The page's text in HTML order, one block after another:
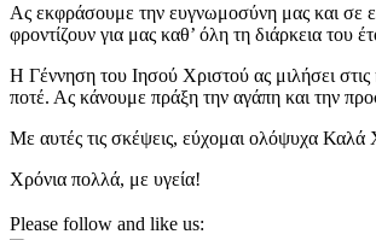
Ας εκφράσουμε την ευγνωμοσύνη μας και σε
φροντίζουν για μας καθ’ όλη τη διάρκεια του
Η Γέννηση του Ιησού Χριστού ας μιλήσει
ποτέ. Ας κάνουμε πράξη την αγάπη και την
Με αυτές τις σκέψεις, εύχομαι ολόψυχα
Χρόνια πολλά, με υγεία!
Please follow and like us: